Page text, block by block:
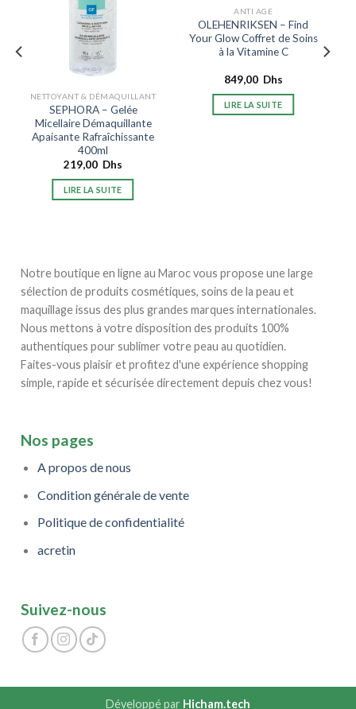
NETTOYANT & DÉMAQUILLANT
SEPHORA – Gelée
Micellaire Démaquillante
Apaisante Rafraîchissante
400ml
219,00 Dhs
LIRE LA SUITE
ANTI AGE
OLEHENRIKSEN – Find
Your Glow Coffret de Soins
à la Vitamine C
849,00 Dhs
LIRE LA SUITE
Notre boutique en ligne au Maroc vous propose une large
sélection de produits cosmétiques, soins de la peau et
maquillage issus des plus grandes marques internationales.
Nous mettons à votre disposition des produits 100%
authentiques pour sublimer votre peau au quotidien.
Faites-vous plaisir et profitez d'une expérience shopping
simple, rapide et sécurisée directement depuis chez vous!
Nos pages
A propos de nous
Condition générale de vente
Politique de confidentialité
acretin
Suivez-nous
Développé par Hicham.tech